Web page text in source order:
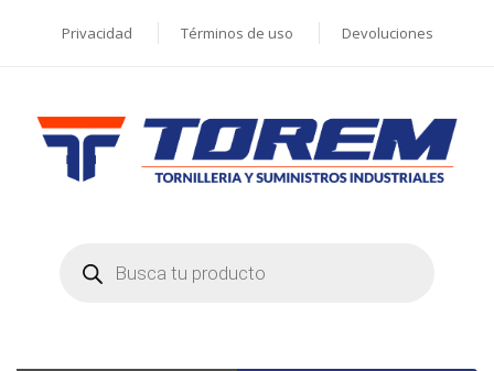
Privacidad Términos de uso Devoluciones
search